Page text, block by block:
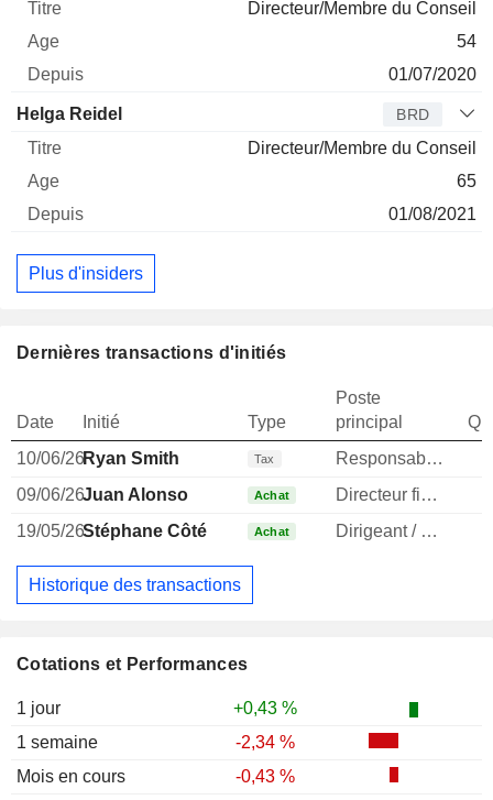
Cotations et Performances
1 jour
+0,43 %
1 semaine
-2,34 %
Mois en cours
-0,43 %
Directeur/Membre du Conseil
54
01/07/2020
Helga Reidel BRD
Directeur/Membre du Conseil
65
01/08/2021
Plus d'insiders
Dernières transactions d'initiés
Date Initié Type
Poste
principal
10/06/26Ryan Smith Tax
Responsable ventes & marketing
09/06/26Juan Alonso Achat Directeur financier
19/05/26Stéphane Côté Achat Dirigeant / cadre principal
Historique des transactions